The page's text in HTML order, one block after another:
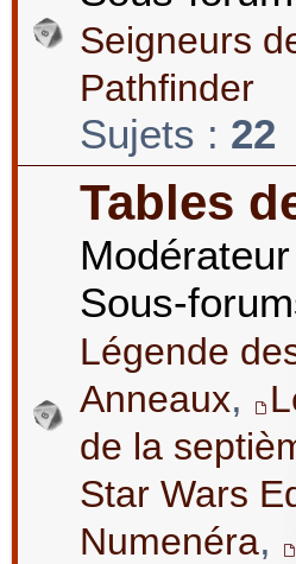
Seigneurs
Pathfinder
Sujets : 22
Tables
Sous-
Légende
Anneaux,
de la
Star Wars
Numenéra,